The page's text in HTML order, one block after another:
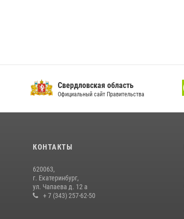
Свердловская область
Официальный сайт Правительства
КОНТАКТЫ
620063,
г. Екатеринбург,
ул. Чапаева д. 12 а
+ 7 (343) 257-62-50